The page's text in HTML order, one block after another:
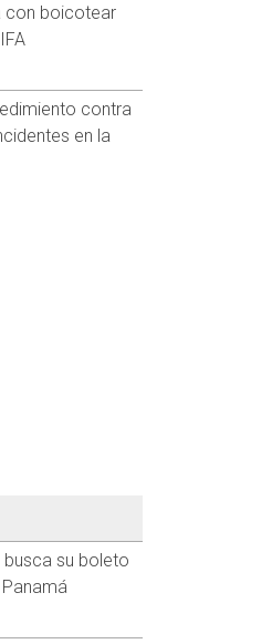
con boicotear
contra
en la
su boleto